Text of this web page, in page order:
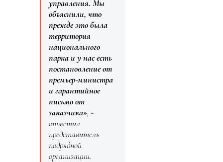
управления. Мы
объяснили, что
прежде это была
территория
национального
парка и у нас есть
постановление от
премьер-министра
и гарантийное
письмо от
заказчика», -
отметил
представитель
подрядной
организации.